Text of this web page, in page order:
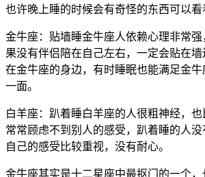
也许晚上睡的时候会有奇怪的东西可以看
金牛座：贴墙睡金牛座人依赖心理非常
果没有伴侣陪在自己左右，一定会贴在
在金牛座的身边，有时睡眠也能满足金
一面。
白羊座：趴着睡白羊座的人很粗神经，也
常常顾虑不到别人的感受，趴着睡的人
自己的感受比较重视，没有耐心。
金牛座其实是十二星座中最抠门的一个